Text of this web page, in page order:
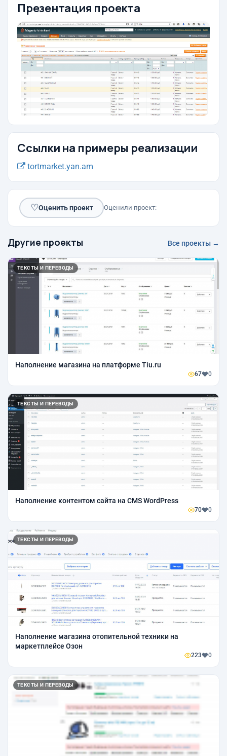
Презентация проекта
Ссылки на примеры реализации
tortmarket.yan.am
♡Оценить проект Оценили проект:
Другие проекты Все проекты →
ТЕКСТЫ И ПЕРЕВОДЫ
Наполнение магазина на платформе Tiu.ru
67 0
ТЕКСТЫ И ПЕРЕВОДЫ
Наполнение контентом сайта на CMS WordPress
70 0
ТЕКСТЫ И ПЕРЕВОДЫ
Наполнение магазина отопительной техники на
маркетплейсе Озон
223 0
ТЕКСТЫ И ПЕРЕВОДЫ